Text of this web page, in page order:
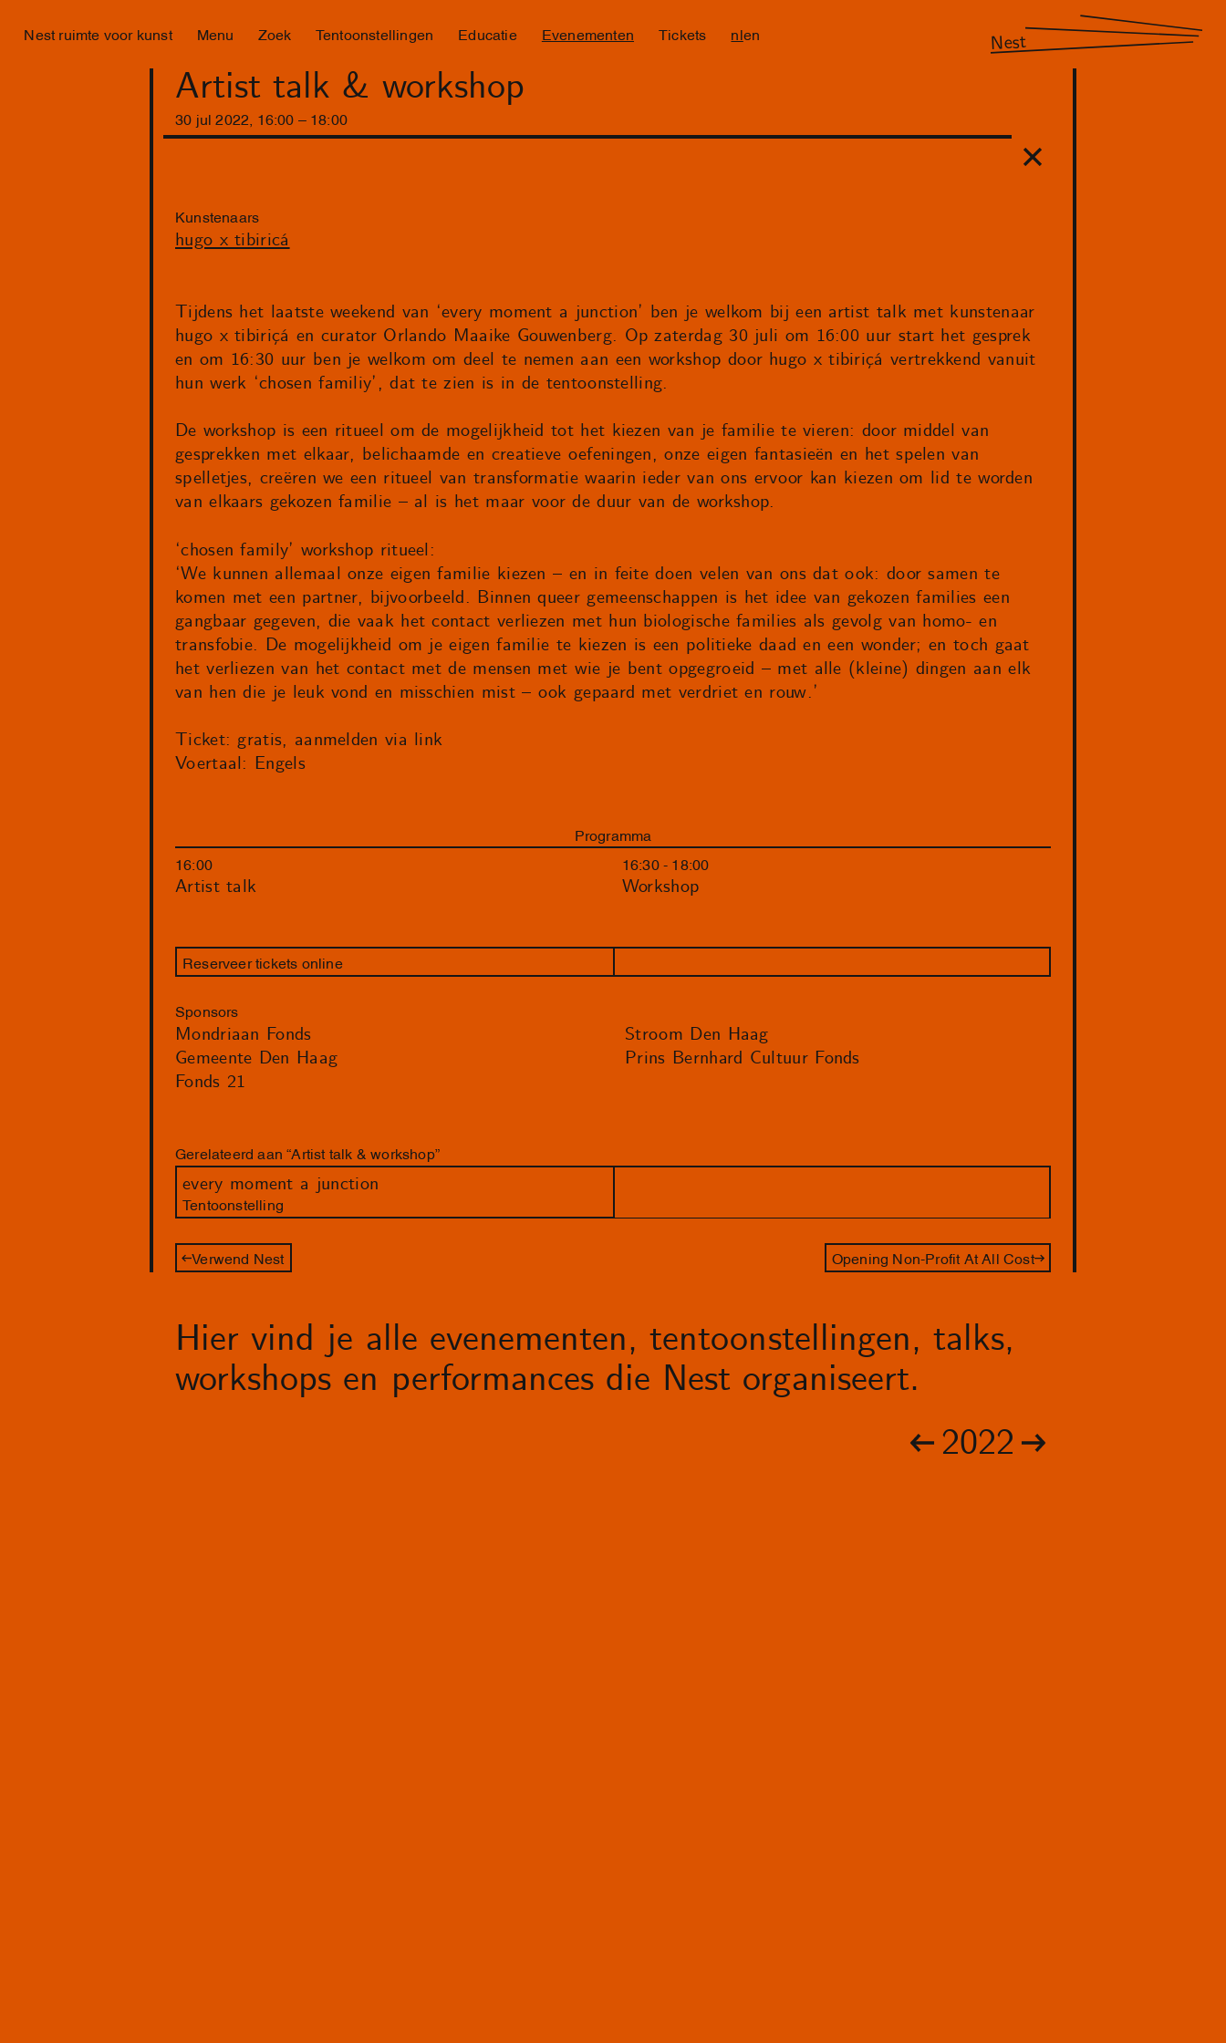
Nest ruimte voor kunst Menu Zoek Tentoonstellingen Educatie Evenementen Tickets nl en Nest
Artist talk & workshop
30 jul 2022 16 :00 18 : 00
Kunstenaars
hugo x tibiricá
Tijdens het laatste weekend van ‘every moment a junction’ ben je welkom bij een artist talk met kunstenaar
hugo x tibiriçá en curator Orlando Maaike Gouwenberg. Op zaterdag 30 juli om 16:00 uur start het gesprek
en om 16:30 uur ben je welkom om deel te nemen aan een workshop door hugo x tibiriçá vertrekkend vanuit
hun werk ‘chosen familiy’, dat te zien is in de tentoonstelling.
De workshop is een ritueel om de mogelijkheid tot het kiezen van je familie te vieren: door middel van
gesprekken met elkaar, belichaamde en creatieve oefeningen, onze eigen fantasieën en het spelen van
spelletjes, creëren we een ritueel van transformatie waarin ieder van ons ervoor kan kiezen om lid te worden
van elkaars gekozen familie – al is het maar voor de duur van de workshop.
‘chosen family’ workshop ritueel:
‘We kunnen allemaal onze eigen familie kiezen – en in feite doen velen van ons dat ook: door samen te
komen met een partner, bijvoorbeeld. Binnen queer gemeenschappen is het idee van gekozen families een
gangbaar gegeven, die vaak het contact verliezen met hun biologische families als gevolg van homo- en
transfobie. De mogelijkheid om je eigen familie te kiezen is een politieke daad en een wonder; en toch gaat
het verliezen van het contact met de mensen met wie je bent opgegroeid – met alle (kleine) dingen aan elk
van hen die je leuk vond en misschien mist – ook gepaard met verdriet en rouw.’
Ticket: gratis, aanmelden via link
Voertaal: Engels
Programma
16:00
Artist talk
16:30 - 18:00
Workshop
Reserveer tickets online
Sponsors
Mondriaan Fonds
Gemeente Den Haag
Fonds 21
Stroom Den Haag
Prins Bernhard Cultuur Fonds
Gerelateerd aan “Artist talk & workshop”
every moment a junction
Tentoonstelling
Verwend Nest Opening Non-Profit At All Cost
Hier vind je alle evenementen, tentoonstellingen, talks,
workshops en performances die Nest organiseert.
2022